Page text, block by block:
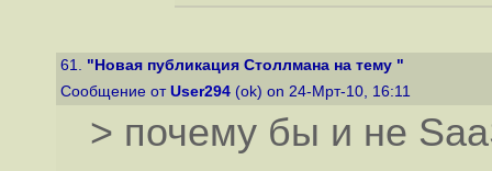
61. "Новая публикация Столлмана на тему "
Сообщение от User294 (ok) on 24-Мрт-10, 16:11
> почему бы и не